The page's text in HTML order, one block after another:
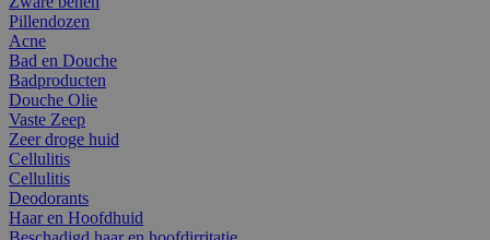
Pillendozen
Acne
Bad en Douche
Badproducten
Douche Olie
Vaste Zeep
Zeer droge huid
Cellulitis
Cellulitis
Deodorants
Haar en Hoofdhuid